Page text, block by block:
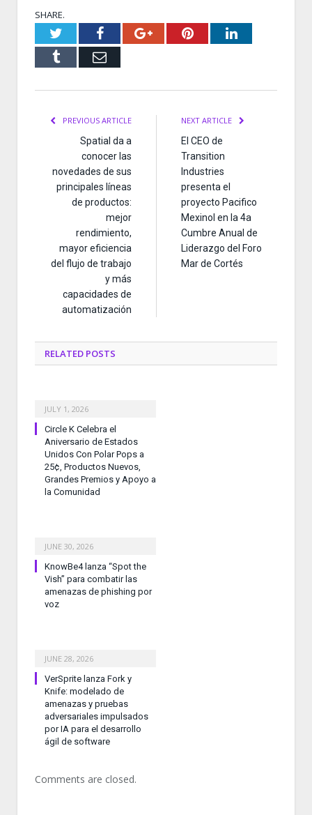
SHARE.
TwitterFacebookGoogle+PinterestLinkedIn
Tumblr Email
PREVIOUS ARTICLE
Spatial da a
conocer las
novedades de sus
principales líneas
de productos:
mejor
rendimiento,
mayor eficiencia
del flujo de trabajo
y más
capacidades de
automatización
NEXT ARTICLE
El CEO de
Transition
Industries
presenta el
proyecto Pacifico
Mexinol en la 4a
Cumbre Anual de
Liderazgo del Foro
Mar de Cortés
RELATED POSTS
JULY 1, 2026
Circle K Celebra el
Aniversario de Estados
Unidos Con Polar Pops a
25¢, Productos Nuevos,
Grandes Premios y Apoyo a
la Comunidad
JUNE 30, 2026
KnowBe4 lanza “Spot the
Vish” para combatir las
amenazas de phishing por
voz
JUNE 28, 2026
VerSprite lanza Fork y
Knife: modelado de
amenazas y pruebas
adversariales impulsados
por IA para el desarrollo
ágil de software
Comments are closed.